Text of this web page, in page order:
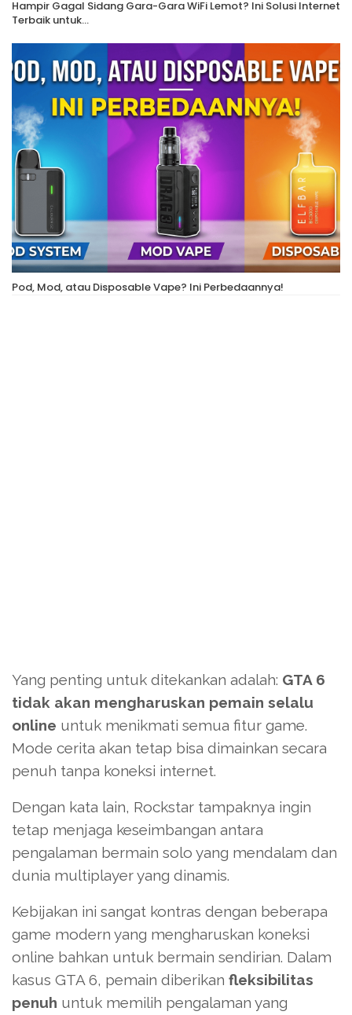
Hampir Gagal Sidang Gara-Gara WiFi Lemot? Ini Solusi Internet
Terbaik untuk…
Pod, Mod, atau Disposable Vape? Ini Perbedaannya!
Yang penting untuk ditekankan adalah: GTA 6
tidak akan mengharuskan pemain selalu
online untuk menikmati semua fitur game.
Mode cerita akan tetap bisa dimainkan secara
penuh tanpa koneksi internet.
Dengan kata lain, Rockstar tampaknya ingin
tetap menjaga keseimbangan antara
pengalaman bermain solo yang mendalam dan
dunia multiplayer yang dinamis.
Kebijakan ini sangat kontras dengan beberapa
game modern yang mengharuskan koneksi
online bahkan untuk bermain sendirian. Dalam
kasus GTA 6, pemain diberikan fleksibilitas
penuh untuk memilih pengalaman yang